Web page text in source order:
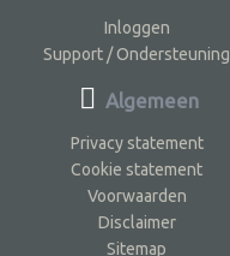
Inloggen
Support / Ondersteuning
Algemeen
Privacy statement
Cookie statement
Voorwaarden
Disclaimer
Sitemap